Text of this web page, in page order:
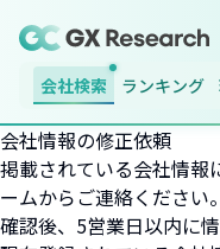
会社検索 ランキング
会社情報の修正依頼
掲載されている会社情報
ームからご連絡ください。
確認後、5営業日以内に